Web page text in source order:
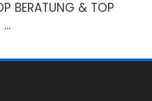
BERATUNG & TOP